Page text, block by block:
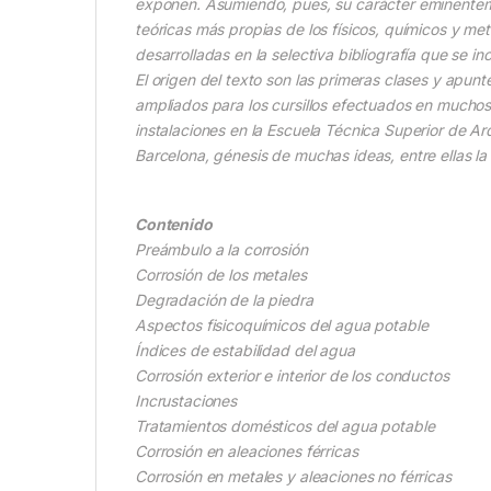
exponen. Asumiendo, pues, su carácter
teóricas más propias de los físicos, químicos y
desarrolladas en la selectiva bibliografía que se
El origen del texto son las primeras clases y
ampliados para los cursillos efectuados en
instalaciones en la Escuela Técnica Superior de
Barcelona, génesis de muchas ideas, entre ellas
Contenido
Preámbulo a la corrosión
Corrosión de los metales
Degradación de la piedra
Aspectos fisicoquímicos del agua potable
Índices de estabilidad del agua
Corrosión exterior e interior de los conductos
Incrustaciones
Tratamientos domésticos del agua potable
Corrosión en aleaciones férricas
Corrosión en metales y aleaciones no férricas